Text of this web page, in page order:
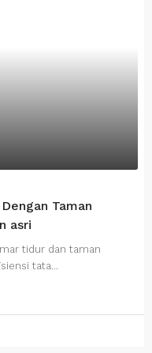
Taman
asri
tidur dan taman
tata...